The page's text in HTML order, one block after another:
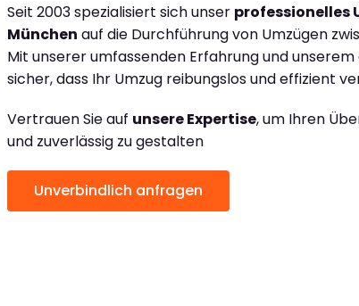
Seit 2003 spezialisiert sich unser professionelles
München auf die Durchführung von Umzügen
Mit unserer umfassenden Erfahrung und
sicher, dass Ihr Umzug reibungslos und effizient
Vertrauen Sie auf unsere Expertise, um Ihren
und zuverlässig zu gestalten
Unverbindlich anfragen